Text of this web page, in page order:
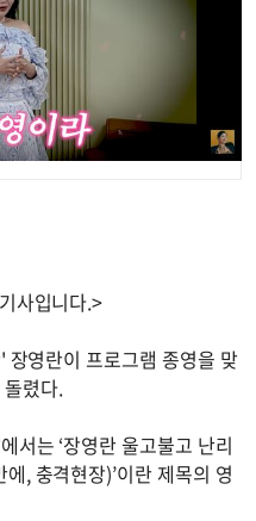
사입니다.>
영란이 프로그램 종영을 맞
렸다.
서는 ‘장영란 울고불고 난리
, 충격현장)’이란 제목의 영